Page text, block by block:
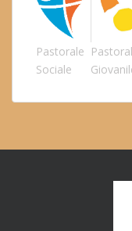
Pastorale
Sociale